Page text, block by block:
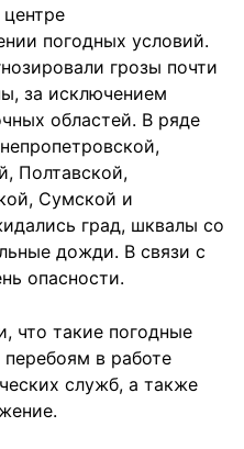
погодных условий.
грозы почти
за исключением
областей. В ряде
Полтавской,
Сумской и
град, шквалы со
дожди. В связи с
опасности.
что такие погодные
в работе
служб, а также